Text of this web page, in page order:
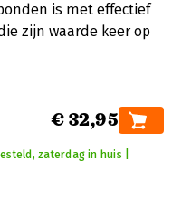
is met effectief
zijn waarde keer op
€ 32,95
zaterdag in huis |